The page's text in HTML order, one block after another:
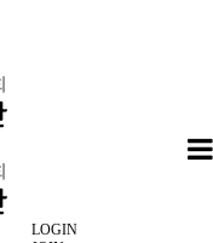
LOGIN